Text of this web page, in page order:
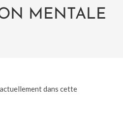
MENTALE
dans cette